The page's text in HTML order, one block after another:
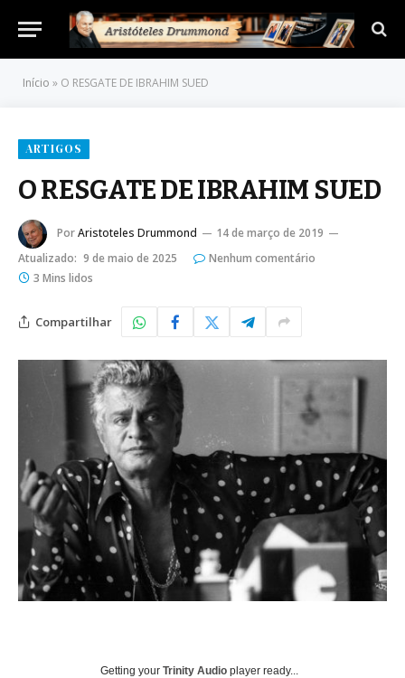
Início » O RESGATE DE IBRAHIM SUED
ARTIGOS
O RESGATE DE IBRAHIM SUED
PorAristoteles Drummond
14 de março de 2019
Atualizado: 9 de maio de 2025
Nenhum comentário
3 Mins lidos
Compartilhar
Getting your Trinity Audio player ready...